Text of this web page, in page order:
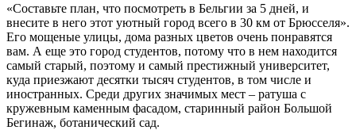
«Составьте план, что посмотреть в Бельгии за 5 дней, и
внесите в него этот уютный город всего в 30 км от Брюсселя».
Его мощеные улицы, дома разных цветов очень понравятся
вам. А еще это город студентов, потому что в нем находится
самый старый, поэтому и самый престижный университет,
куда приезжают десятки тысяч студентов, в том числе и
иностранных. Среди других значимых мест – ратуша с
кружевным каменным фасадом, старинный район Большой
Бегинаж, ботанический сад.